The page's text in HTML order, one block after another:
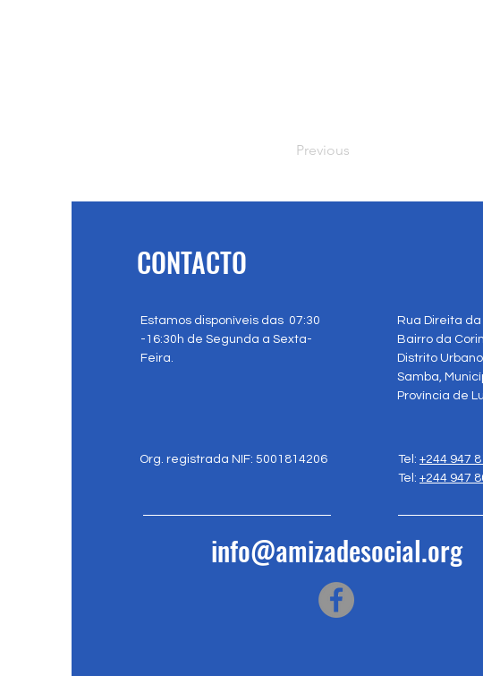
Previous
CONTACTO
Estamos disponíveis das 07:30
-16:30h de Segunda a Sexta-
Feira.
Rua Direita
Bairro da
Distrito
Samba,
Província de
Org. registrada NIF: 5001814206 Tel: +244 947
Tel: +244 947
info@amizadesocial.org